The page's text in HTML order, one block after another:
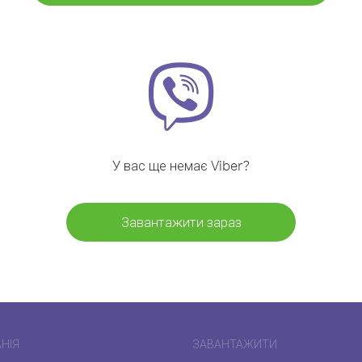
У вас ще немає Viber?
Завантажити зараз
ЗАВАНТАЖИТИ